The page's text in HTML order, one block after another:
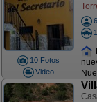
10 Fotos
Video